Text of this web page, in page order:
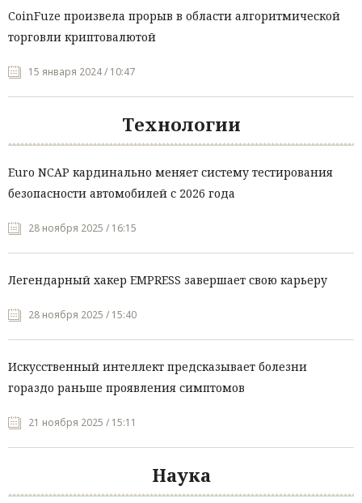
CoinFuze произвела прорыв в области алгоритмической
торговли криптовалютой
15 января 2024 / 10:47
Технологии
Euro NCAP кардинально меняет систему тестирования
безопасности автомобилей с 2026 года
28 ноября 2025 / 16:15
Легендарный хакер EMPRESS завершает свою карьеру
28 ноября 2025 / 15:40
Искусственный интеллект предсказывает болезни
гораздо раньше проявления симптомов
21 ноября 2025 / 15:11
Наука